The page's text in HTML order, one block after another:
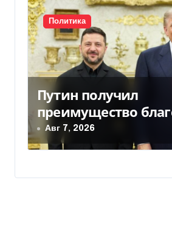
Политика
Путин получил
преимущество
действиям США
Авг 7, 2026